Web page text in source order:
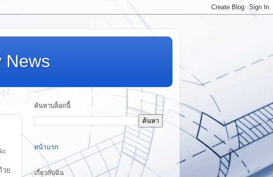
News
ะ
วย
ค้นหาบล็อกนี้
หน้าแรก
เกี่ยวกับฉัน